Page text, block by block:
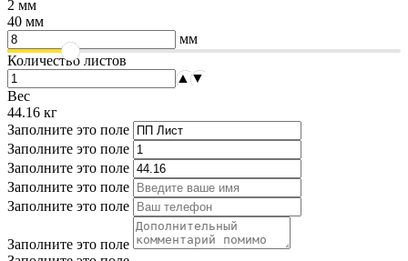
2 мм
40 мм
мм
Количество листов
▲ ▼
Вес
44.16 кг
Заполните это поле
Заполните это поле
Заполните это поле
Заполните это поле
Заполните это поле
Заполните это поле